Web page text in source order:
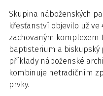
Skupina náboženských
křesťanství objevilo už ve
zachovaným komplexem
baptisterium a biskupský
příklady náboženské
kombinuje netradičním
prvky.